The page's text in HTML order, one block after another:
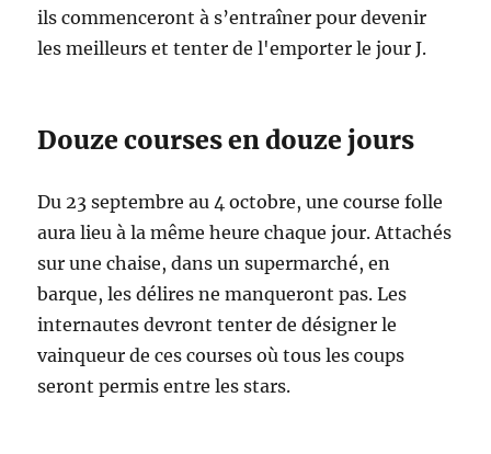
ils commenceront à s’entraîner pour devenir
les meilleurs et tenter de l'emporter le jour J.
Douze courses en douze jours
Du 23 septembre au 4 octobre, une course folle
aura lieu à la même heure chaque jour. Attachés
sur une chaise, dans un supermarché, en
barque, les délires ne manqueront pas. Les
internautes devront tenter de désigner le
vainqueur de ces courses où tous les coups
seront permis entre les stars.